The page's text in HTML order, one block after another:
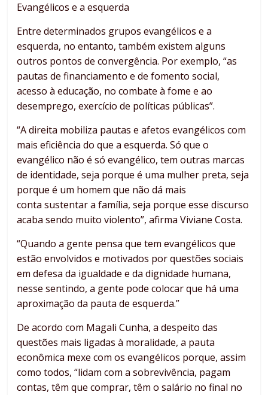
Evangélicos e a esquerda
Entre determinados grupos evangélicos e a
esquerda, no entanto, também existem alguns
outros pontos de convergência. Por exemplo, “as
pautas de financiamento e de fomento social,
acesso à educação, no combate à fome e ao
desemprego, exercício de políticas públicas”.
“A direita mobiliza pautas e afetos evangélicos com
mais eficiência do que a esquerda. Só que o
evangélico não é só evangélico, tem outras marcas
de identidade, seja porque é uma mulher preta, seja
porque é um homem que não dá mais
conta sustentar a família, seja porque esse discurso
acaba sendo muito violento”, afirma Viviane Costa.
“Quando a gente pensa que tem evangélicos que
estão envolvidos e motivados por questões sociais
em defesa da igualdade e da dignidade humana,
nesse sentindo, a gente pode colocar que há uma
aproximação da pauta de esquerda.”
De acordo com Magali Cunha, a despeito das
questões mais ligadas à moralidade, a pauta
econômica mexe com os evangélicos porque, assim
como todos, “lidam com a sobrevivência, pagam
contas, têm que comprar, têm o salário no final no